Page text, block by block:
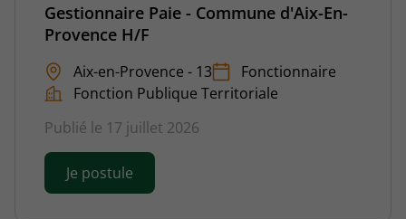
Gestionnaire Paie - Commune d'Aix-En-
Provence H/F
Aix-en-Provence - 13
Fonctionnaire
Fonction Publique Territoriale
Publié le 17 juillet 2026
Je postule